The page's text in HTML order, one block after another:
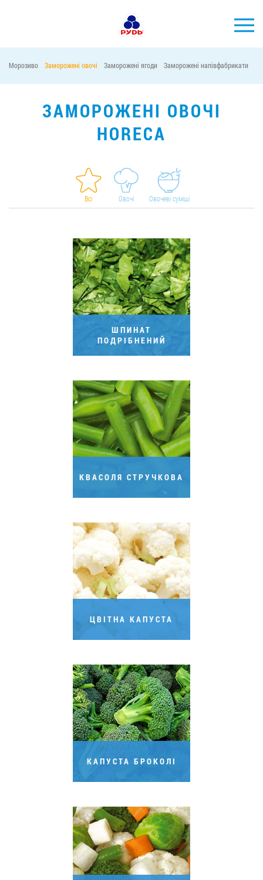
ПРОДУКЦІЯ
КОМПАНІЯ
АКЦІЇ
ПРЕС-ЦЕНТР
Тендерні закупівлі
Контакти
Вакансії
ЗАМОВИТИ ПРОДУКЦІЮ «РУДЬ»:
0412 48 28 17
0412 42 29 23
Морозиво Заморожені овочі Заморожені ягоди Заморожені напівфабрикати
ЗАМОРОЖЕНІ ОВОЧІ
HORECA
Всі Овочі Овочеві суміші
ШПИНАТ
ПОДРІБНЕНИЙ
КВАСОЛЯ СТРУЧКОВА
ЦВІТНА КАПУСТА
КАПУСТА БРОКОЛІ